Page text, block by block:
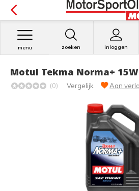
zoeken inloggen
menu
Motul Tekma Norma+
(0) Vergelijk Aan